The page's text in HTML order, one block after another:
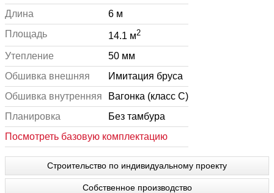
Длина
6 м
Площадь
14.1 м2
Утепление
50 мм
Обшивка внешняя
Имитация бруса
Обшивка внутренняя
Вагонка (класс С)
Планировка
Без тамбура
Посмотреть базовую комплектацию
Строительство по индивидуальному проекту
Собственное производство